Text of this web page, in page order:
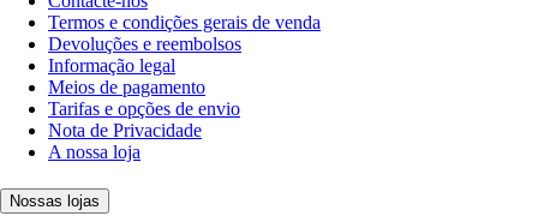
Termos e condições gerais de venda
Devoluções e reembolsos
Informação legal
Meios de pagamento
Tarifas e opções de envio
Nota de Privacidade
A nossa loja
Nossas lojas